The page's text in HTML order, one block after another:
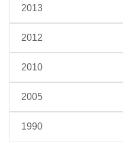
2013
2012
2010
2005
1990